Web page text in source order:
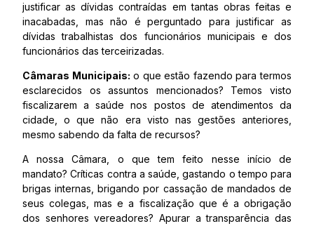
justificar as dívidas contraídas em tantas obras feitas e
inacabadas, mas não é perguntado para justificar as
dívidas trabalhistas dos funcionários municipais e dos
funcionários das terceirizadas.
Câmaras Municipais: o que estão fazendo para termos
esclarecidos os assuntos mencionados? Temos visto
fiscalizarem a saúde nos postos de atendimentos da
cidade, o que não era visto nas gestões anteriores,
mesmo sabendo da falta de recursos?
A nossa Câmara, o que tem feito nesse início de
mandato? Críticas contra a saúde, gastando o tempo para
brigas internas, brigando por cassação de mandados de
seus colegas, mas e a fiscalização que é a obrigação
dos senhores vereadores? Apurar a transparência das